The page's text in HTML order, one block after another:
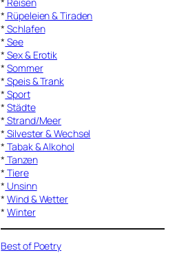
* Rüpeleien & Tiraden
* Schlafen
* See
* Sex & Erotik
*Sommer
* Speis & Trank
* Sport
*Städte
* Strand/Meer
* Silvester & Wechsel
* Tabak & Alkohol
* Tanzen
* Tiere
* Unsinn
*Wind & Wetter
*Winter
Best of Poetry